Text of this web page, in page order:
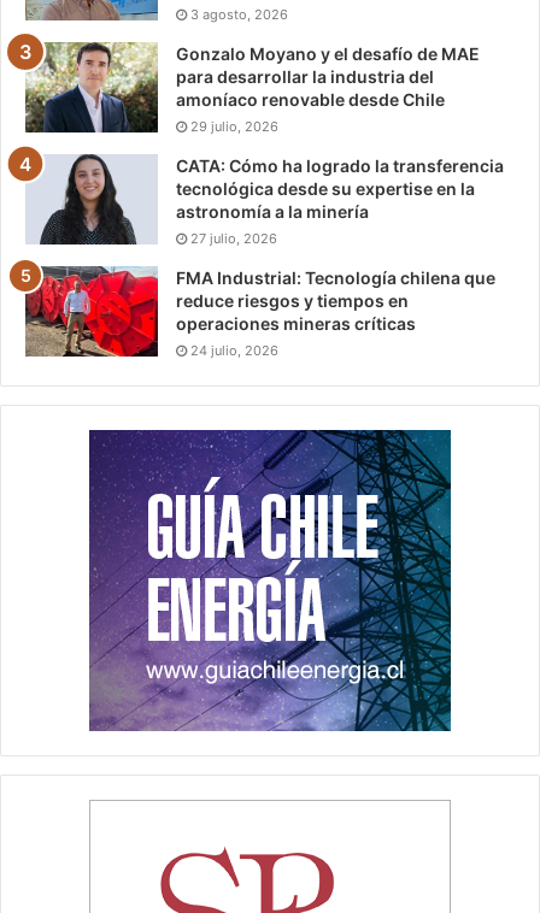
3 agosto, 2026
Gonzalo Moyano y el desafío de MAE
para desarrollar la industria del
amoníaco renovable desde Chile
29 julio, 2026
CATA: Cómo ha logrado la transferencia
tecnológica desde su expertise en la
astronomía a la minería
27 julio, 2026
FMA Industrial: Tecnología chilena que
reduce riesgos y tiempos en
operaciones mineras críticas
24 julio, 2026